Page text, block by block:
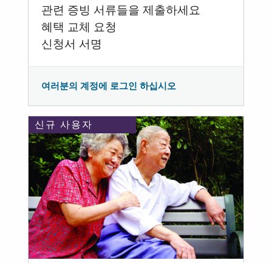
관련 증빙 서류들을 제출하세요
혜택 교체 요청
신청서 서명
여러분의 계정에 로그인 하십시오
신규 사용자